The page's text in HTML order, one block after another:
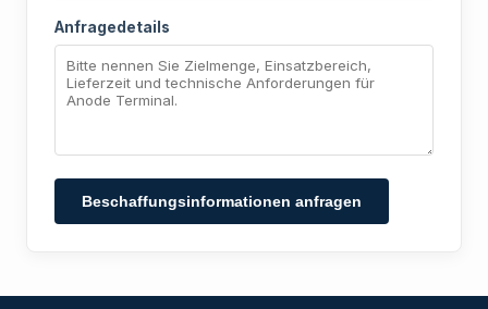
Anfragedetails
Beschaffungsinformationen anfragen